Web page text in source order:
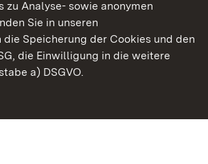
Analyse- sowie anonymen
Sie in unseren
Speicherung der Cookies und den
die Einwilligung in die weitere
a) DSGVO.